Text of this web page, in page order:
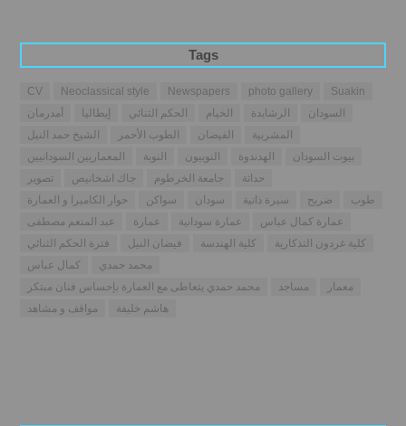
Tags
CV Neoclassical style Newspapers photo gallery
Suakin
أمدرمان
إيطاليا الحكم الثنائي الخيام الرشايدة
السودان
الشيخ حمد النيل
الطوب الأحمر الفيضان
المشربية
المعماريين السودانيين
النوبة النوبيون الهدندوة
بيوت السودان
تصوير
جاك اشخانيص جامعة الخرطوم
حداثة
حوار الكاميرا و العمارة
سواكن سودان سيرة ذاتية ضريح
طوب
عبد المنعم مصطفى
عمارة عمارة سودانية
عمارة كمال عباس
فترة الحكم الثنائي
فيضان النيل كلية الهندسة
كلية غردون التذكارية
كمال عباس
محمد حمدي
محمد حمدي يتعاطى مع العمارة بإحساس فنان مبتكر
مساجد
معمار
مواقف و مشاهد
هاشم خليفة